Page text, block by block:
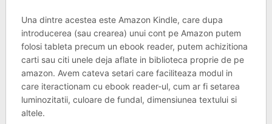
Una dintre acestea este Amazon Kindle, care dupa
introducerea (sau crearea) unui cont pe Amazon putem
folosi tableta precum un ebook reader, putem achizitiona
carti sau citi unele deja aflate in biblioteca proprie de pe
amazon. Avem cateva setari care faciliteaza modul in
care iteractionam cu ebook reader-ul, cum ar fi setarea
luminozitatii, culoare de fundal, dimensiunea textului si
altele.